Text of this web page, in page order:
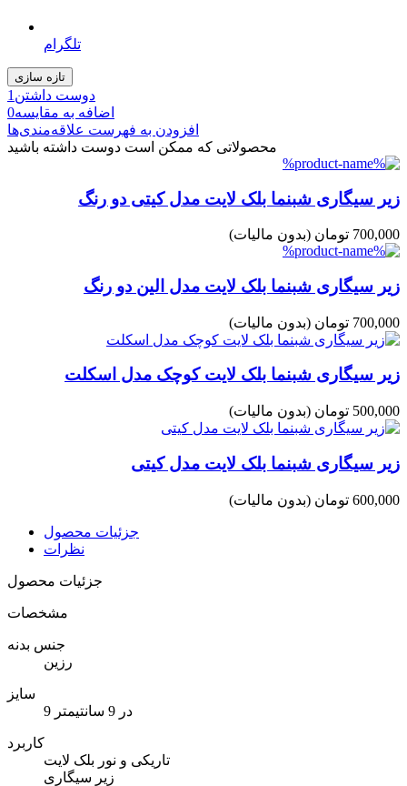
تلگرام
دوست داشتن 1
اضافه به مقایسه0
افزودن به فهرست علاقه‌مندی‌ها
محصولاتی که ممکن است دوست داشته باشید
زیر سیگاری شبنما بلک لایت مدل کیتی دو رنگ
700,000 تومان (بدون مالیات)
زیر سیگاری شبنما بلک لایت مدل الین دو رنگ
700,000 تومان (بدون مالیات)
زیر سیگاری شبنما بلک لایت کوچک مدل اسکلت
500,000 تومان (بدون مالیات)
زیر سیگاری شبنما بلک لایت مدل کیتی
600,000 تومان (بدون مالیات)
جزئیات محصول
نظرات
جزئیات محصول
مشخصات
جنس بدنه
رزین
سایز
9 در 9 سانتیمتر
کاربرد
تاریکی و نور بلک لایت
زیر سیگاری